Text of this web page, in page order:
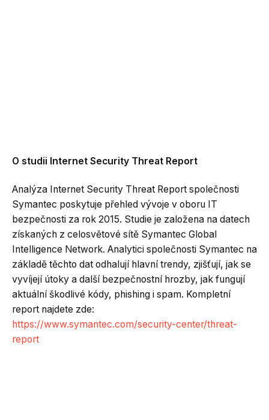
O studii Internet Security Threat Report
Analýza Internet Security Threat Report společnosti
Symantec poskytuje přehled vývoje v oboru IT
bezpečnosti za rok 2015. Studie je založena na datech
získaných z celosvětové sítě Symantec Global
Intelligence Network. Analytici společnosti Symantec na
základě těchto dat odhalují hlavní trendy, zjišťují, jak se
vyvíjejí útoky a další bezpečnostní hrozby, jak fungují
aktuální škodlivé kódy, phishing i spam. Kompletní
report najdete zde:
https://www.symantec.com/security-center/threat-
report